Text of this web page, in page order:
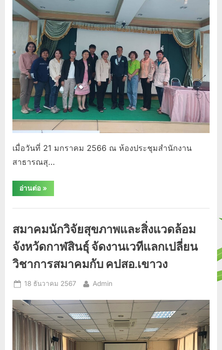
สาธารณสุข
มูลฐาน
และ
พัฒนา
พฤติกรรม
สุขภาพ​
ได้
จัด
พิธี
ลง
นาม
สนับสนุน
งบ
ประมาณ
องค์กร
เอกชน
สาธารณประโยชน์
ใน
การ
สุขภาพ
ชุมชน”
เมื่อวันที่ 21 มกราคม 2566 ณ ห้องประชุมสำนักงาน
สาธารณสุ…
อ่านต่อ“สมาคม
นัก
สุขภาพ
แวดล้อม
จังหวัด
กาฬสินธุ์
จัด
เชิง
ปฏิบัติ
รี
ผล
งาน
วิจัย
เพื่อ
เข้า
สาย
งาน”
»
ประชาสัมพันธ์
สมาคมนักวิจัยสุขภาพและสิ่งแวดล้อม
จังหวัดกาฬสินธุ์ จัดงานเวทีแลกเปลี่ยน
วิชาการสมาคมกับ คปสอ.เขาวง
Posted
18 ธันวาคม 2567 By
Admin